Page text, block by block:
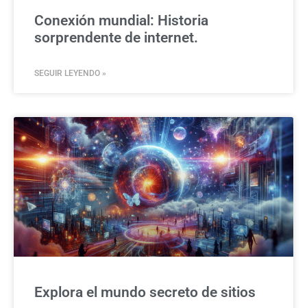
Conexión mundial: Historia
sorprendente de internet.
SEGUIR LEYENDO »
Explora el mundo secreto de sitios